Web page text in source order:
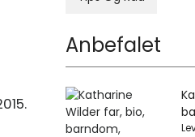
Anbefalet